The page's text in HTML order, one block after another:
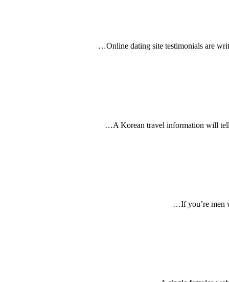
Online dating site testimonials are
A Korean travel information will
If you’re men